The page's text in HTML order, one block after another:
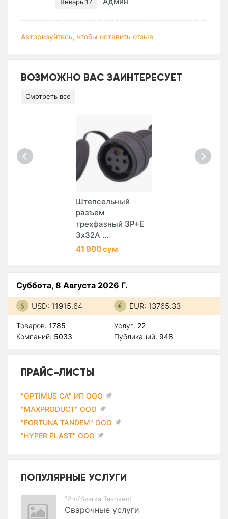
Январь 17
Авторизуйтесь, чтобы оставить отзыв
ВОЗМОЖНО ВАС ЗАИНТЕРЕСУЕТ
Смотреть все
Штепсельный
разъем
трехфазный 3Р+Е
3х32А ...
41 900 сум
Суббота, 8 Августа 2026 Г.
USD: 11915.64 EUR: 13765.33
Товаров: 1785
Компаний: 5033
Услуг: 22
Публикаций: 948
ПРАЙС-ЛИСТЫ
"OPTIMUS CA" ИП ООО
"MAXPRODUCT" ООО
"FORTUNA TANDEM" ООО
"HYPER PLAST" ООО
ПОПУЛЯРНЫЕ УСЛУГИ
"ProfSvarka Tashkent"
Сварочные услуги